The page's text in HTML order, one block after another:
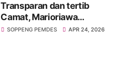
Transparan dan tertib
Camat, Marioriawa
Syahcrani Andi Nganro
SOPPENG PEMDES APR 24, 2026